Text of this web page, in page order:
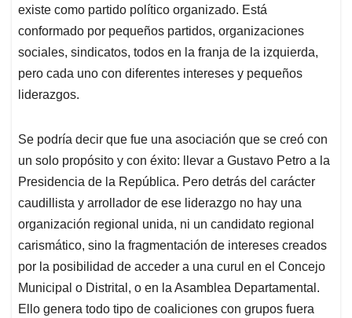
existe como partido político organizado. Está
conformado por pequeños partidos, organizaciones
sociales, sindicatos, todos en la franja de la izquierda,
pero cada uno con diferentes intereses y pequeños
liderazgos.
Se podría decir que fue una asociación que se creó con
un solo propósito y con éxito: llevar a Gustavo Petro a la
Presidencia de la República. Pero detrás del carácter
caudillista y arrollador de ese liderazgo no hay una
organización regional unida, ni un candidato regional
carismático, sino la fragmentación de intereses creados
por la posibilidad de acceder a una curul en el Concejo
Municipal o Distrital, o en la Asamblea Departamental.
Ello genera todo tipo de coaliciones con grupos fuera